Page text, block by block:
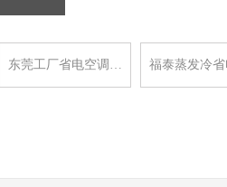
东莞工厂省电空调… 福泰蒸发冷